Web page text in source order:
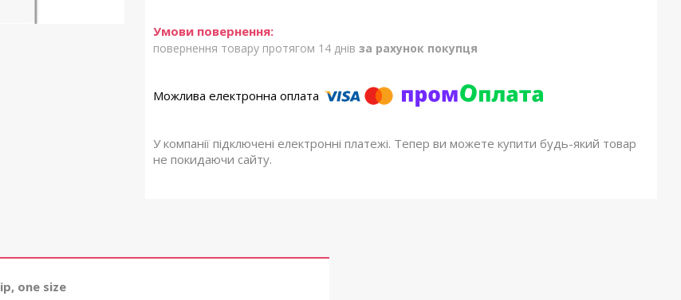
повернення товару протягом 14 днів за рахунок покупця
У компанії підключені електронні платежі. Тепер ви можете купити будь-який товар
не покидаючи сайту.
one size